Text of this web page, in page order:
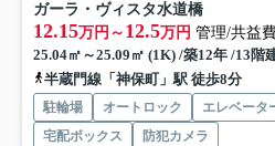
ガーラ・ヴィスタ水道橋
12.15万円～ 12.5万円 管理/共益
25.04㎡～25.09㎡ (1K) /築12年 /13階
半蔵門線「神保町」駅 徒歩8分
駐輪場 オートロック エレベータ
宅配ボックス
防犯カメラ